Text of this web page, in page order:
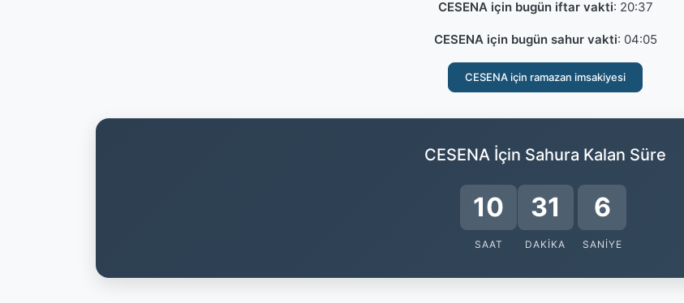
CESENA için bugün iftar vakti: 20:37
CESENA için bugün sahur vakti: 04:05
CESENA için ramazan imsakiyesi
CESENA İçin Sahura Kalan Süre
10
SAAT
31
DAKIKA
6
SANIYE